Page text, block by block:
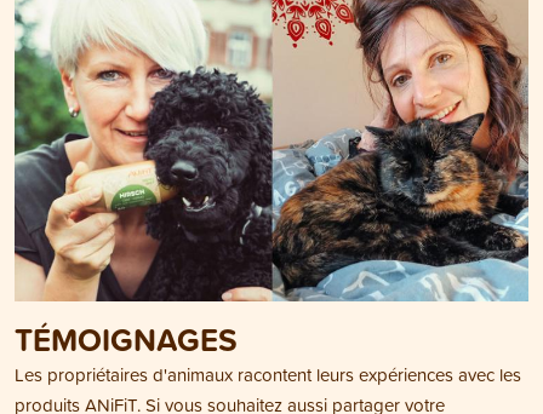
TÉMOIGNAGES
Les propriétaires d'animaux racontent leurs expériences avec les
produits ANiFiT. Si vous souhaitez aussi partager votre